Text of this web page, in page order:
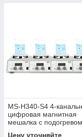
MS-H340-S4 4-
цифровая магнитная
мешалка с
Цену уточняйте